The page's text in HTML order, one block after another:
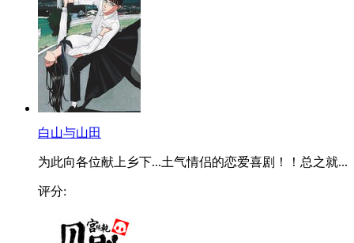
白山与山田
为此向各位献上乡下...土气情侣的恋爱喜剧！！总之就...
评分: